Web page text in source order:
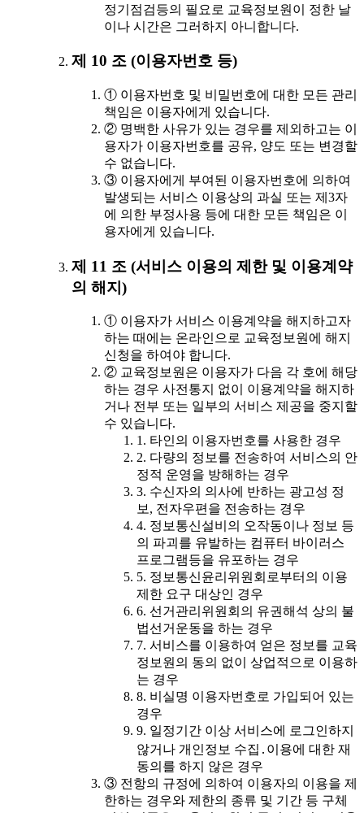
정기점검등의 필요로 교육정보원이 정한 날
이나 시간은 그러하지 아니합니다.
제 10 조 (이용자번호 등)
① 이용자번호 및 비밀번호에 대한 모든 관리
책임은 이용자에게 있습니다.
② 명백한 사유가 있는 경우를 제외하고는 이
용자가 이용자번호를 공유, 양도 또는 변경할
수 없습니다.
③ 이용자에게 부여된 이용자번호에 의하여
발생되는 서비스 이용상의 과실 또는 제3자
에 의한 부정사용 등에 대한 모든 책임은 이
용자에게 있습니다.
제 11 조 (서비스 이용의 제한 및 이용계약
의 해지)
① 이용자가 서비스 이용계약을 해지하고자
하는 때에는 온라인으로 교육정보원에 해지
신청을 하여야 합니다.
② 교육정보원은 이용자가 다음 각 호에 해당
하는 경우 사전통지 없이 이용계약을 해지하
거나 전부 또는 일부의 서비스 제공을 중지할
수 있습니다.
1. 타인의 이용자번호를 사용한 경우
2. 다량의 정보를 전송하여 서비스의 안
정적 운영을 방해하는 경우
3. 수신자의 의사에 반하는 광고성 정
보, 전자우편을 전송하는 경우
4. 정보통신설비의 오작동이나 정보 등
의 파괴를 유발하는 컴퓨터 바이러스
프로그램등을 유포하는 경우
5. 정보통신윤리위원회로부터의 이용
제한 요구 대상인 경우
6. 선거관리위원회의 유권해석 상의 불
법선거운동을 하는 경우
7. 서비스를 이용하여 얻은 정보를 교육
정보원의 동의 없이 상업적으로 이용하
는 경우
8. 비실명 이용자번호로 가입되어 있는
경우
9. 일정기간 이상 서비스에 로그인하지
않거나 개인정보 수집․이용에 대한 재
동의를 하지 않은 경우
③ 전항의 규정에 의하여 이용자의 이용을 제
한하는 경우와 제한의 종류 및 기간 등 구체